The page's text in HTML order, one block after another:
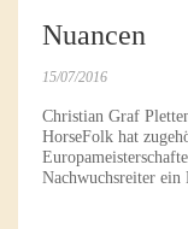
Nuancen
15/07/2016
Christian Graf
HorseFolk hat
Nachwuchsreiter ein